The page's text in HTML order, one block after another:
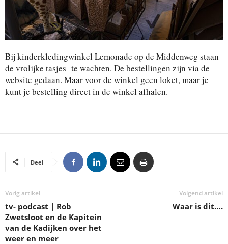
Bij kinderkledingwinkel Lemonade op de Middenweg staan
de vrolijke tasjes te wachten. De bestellingen zijn via de
website gedaan. Maar voor de winkel geen loket, maar je
kunt je bestelling direct in de winkel afhalen.
Deel
Vorig artikel
tv- podcast | Rob
Zwetsloot en de Kapitein
van de Kadijken over het
weer en meer
Volgend artikel
Waar is dit….